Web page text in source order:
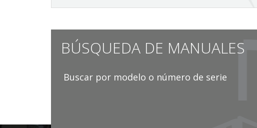
BÚSQUEDA DE MANUALES
Buscar por modelo o número de serie